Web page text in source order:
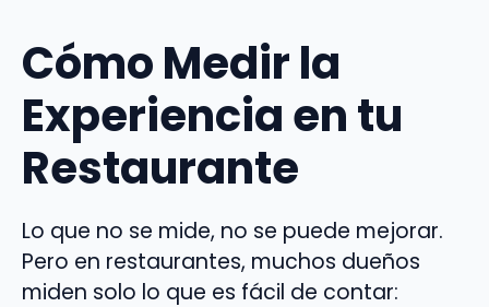
Cómo Medir la
Experiencia en tu
Restaurante
Lo que no se mide, no se puede mejorar.
Pero en restaurantes, muchos dueños
miden solo lo que es fácil de contar: